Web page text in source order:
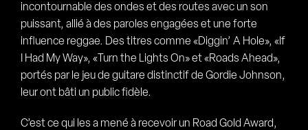
incontournable des ondes et des routes avec un son
puissant, allié à des paroles engagées et une forte
influence reggae. Des titres comme «Diggin’ A Hole», «If
I Had My Way», «Turn the Lights On» et «Roads Ahead»,
portés par le jeu de guitare distinctif de Gordie Johnson,
leur ont bâti un public fidèle.
C’est ce qui les a mené à recevoir un Road Gold Award,